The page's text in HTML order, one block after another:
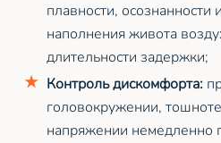
плавности,
наполнения живота
длительности задержки;
Контроль дискомфорта:
головокружении,
напряжении немедленно